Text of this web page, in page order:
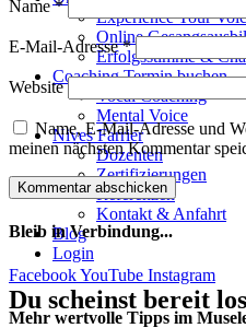
Name*
E-Mail-Adresse*
Website
Name, E-Mail-Adresse und
meinen nächsten Kommentar
Bleib in Verbindung...
FacebookYouTube Instagram
Mehr wertvolle Tipps im
Experience Your
Online
Erfolgsstimme &
Coaching Termin buchen
Vocal Coaching
Mental Voice
Nives Farrier
Dozenten
Zertifizierungen
Referenzen
Kontakt & Anfahrt
Blog
Login
Du scheinst bereit